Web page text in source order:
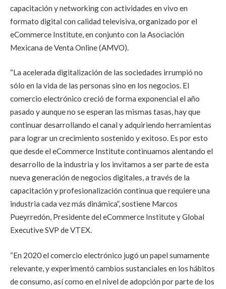
capacitación y networking con actividades en vivo en
formato digital con calidad televisiva, organizado por el
eCommerce Institute , en conjunto con la Asociación
Mexicana de Venta Online(AMVO).
“La acelerada digitalización de las sociedades irrumpió no
sólo en la vida de las personas sino en los negocios. El
comercio electrónico creció de forma exponencial el año
pasado y aunque no se esperan las mismas tasas, hay que
continuar desarrollando el canal y adquiriendo herramientas
para lograr un crecimiento sostenido y exitoso. Es por esto
que desde el eCommerce Institute continuamos alentando el
desarrollo de la industria y los invitamos a ser parte de esta
nueva generación de negocios digitales, a través de la
capacitación y profesionalización continua que requiere una
industria cada vez más dinámica”, sostiene Marcos
Pueyrredón, Presidente del eCommerce Institute y Global
Executive SVP de VTEX.
“En 2020 el comercio electrónico jugó un papel sumamente
relevante, y experimentó cambios sustanciales en los hábitos
de consumo, así como en el nivel de adopción por parte de los